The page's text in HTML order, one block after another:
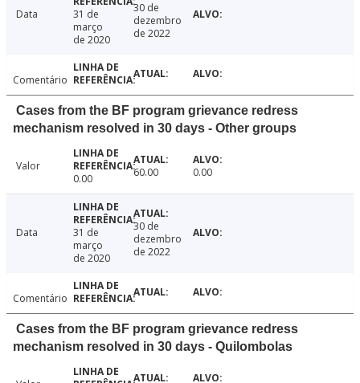
Data
31 de
março
de 2020
30 de
dezembro
de 2022
Comentário
Cases from the BF program grievance redress
mechanism resolved in 30 days - Other groups
Valor
0.00
60.00 0.00
Data
31 de
março
de 2020
30 de
dezembro
de 2022
Comentário
Cases from the BF program grievance redress
mechanism resolved in 30 days - Quilombolas